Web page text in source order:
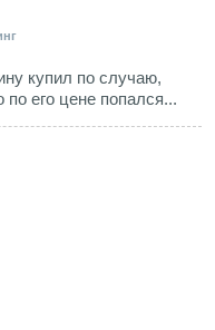
купил по случаю,
его цене попался...